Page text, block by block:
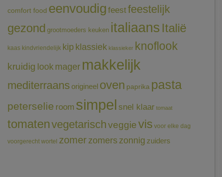
comfort food eenvoudig feestfeestelijk
gezond grootmoeders keuken italiaans Italië
kaas kindvriendelijk kip klassiek klassieker knoflook
kruidig look mager makkelijk
mediterraans origineel oven paprika pasta
peterselie room simpel snel klaar tomaat
tomatenvegetarischveggievis voor elke dag
voorgerecht wortel zomerzomerszonnig zuiders